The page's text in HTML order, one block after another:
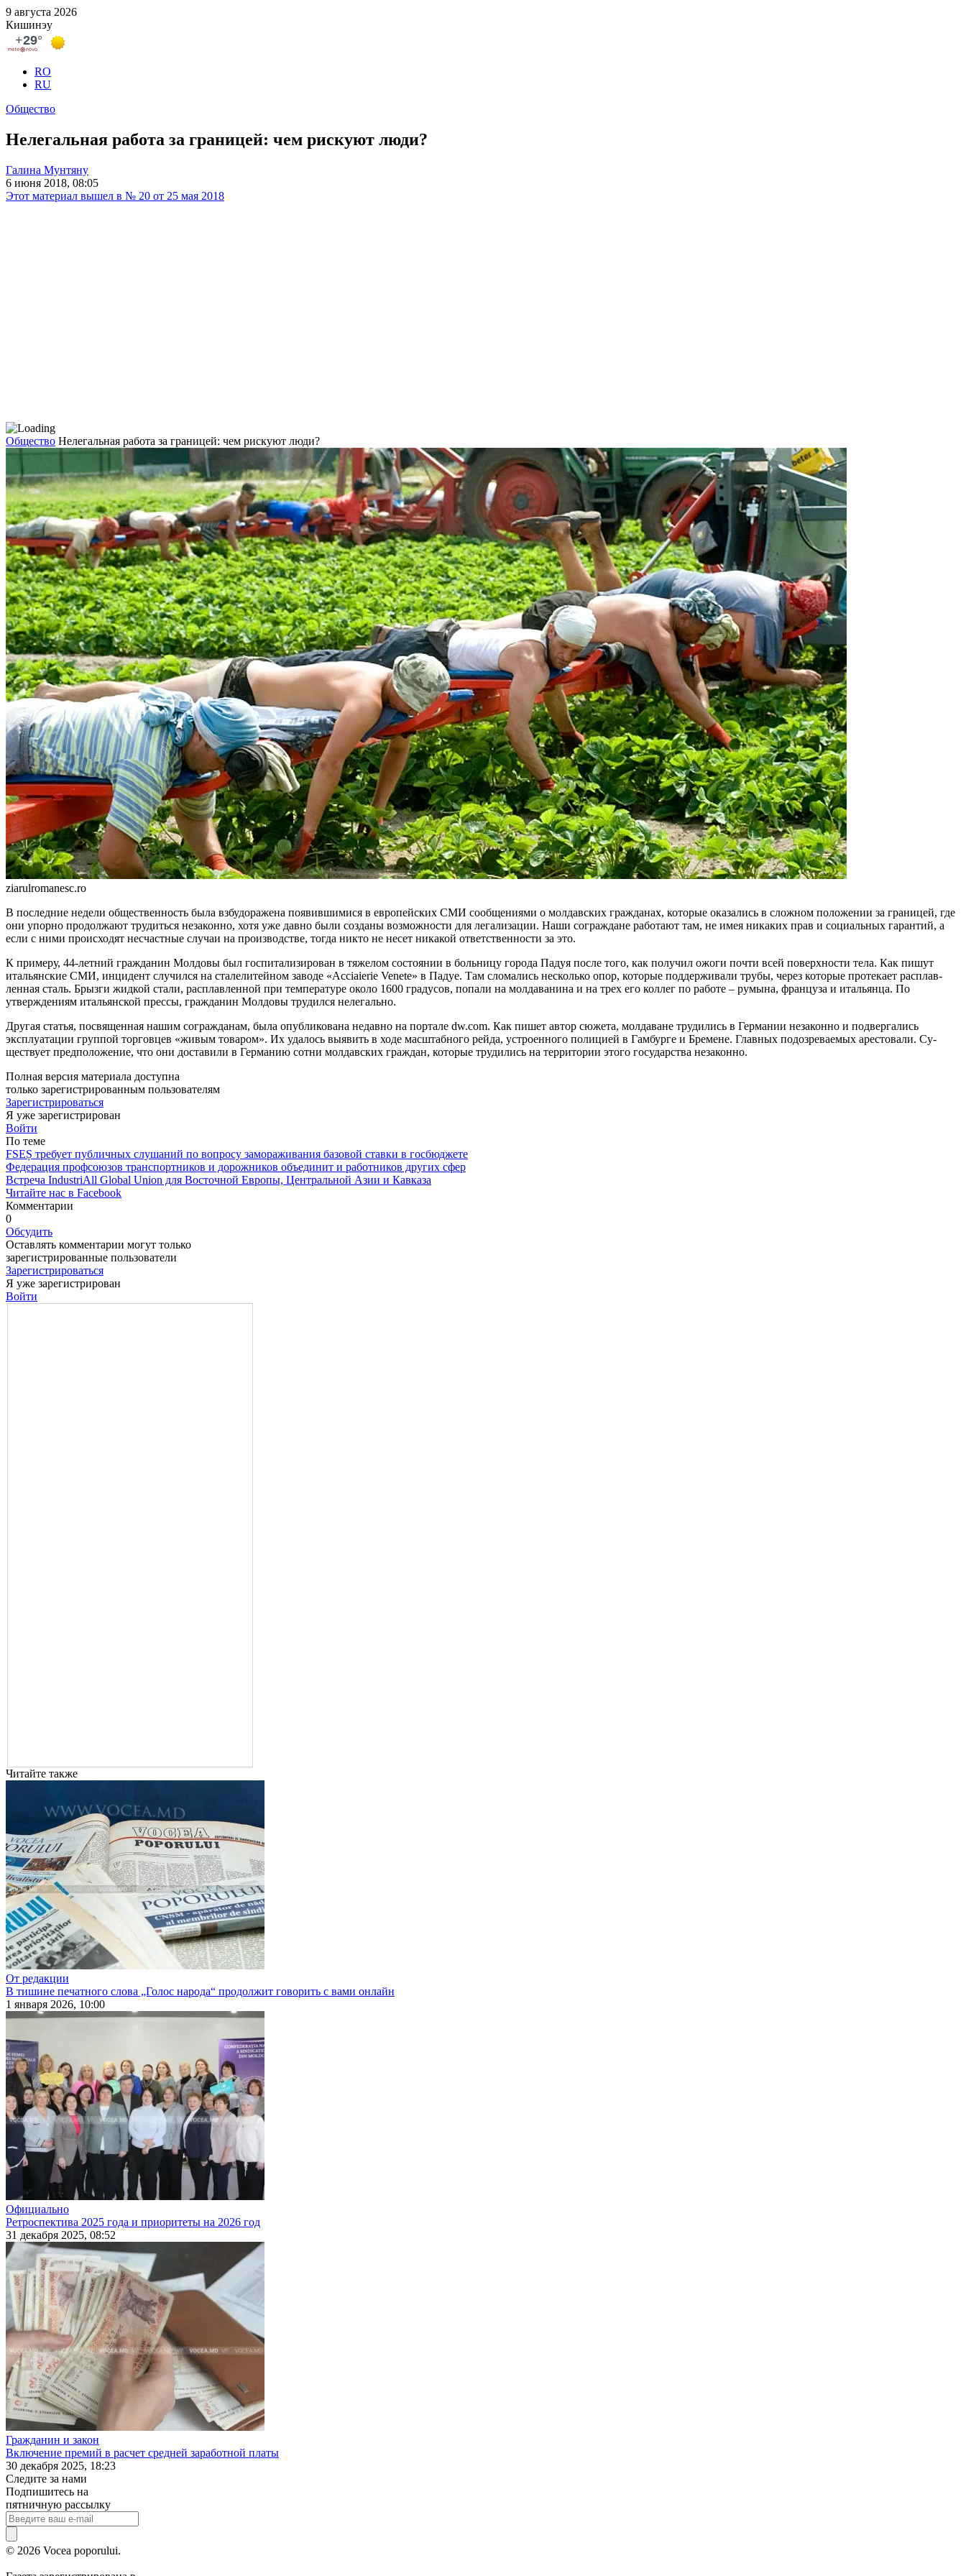
9 августа 2026
Кишинэу
RO
RU
Общество
Нелегальная работа за границей: чем рискуют люди?
Галина Мунтяну
6 июня 2018, 08:05
Этот материал вышел в № 20 от 25 мая 2018
Общество Нелегальная работа за границей: чем рискуют люди?
ziarulromanesc.ro
В последние недели обществен­ность была взбудоражена появив­шимися в европейских СМИ сооб­щениями о молдавских гражданах, которые оказались в сложном по­ложении за границей, где
они упор­но продолжают трудиться неза­конно, хотя уже давно были созда­ны возможности для легализации. Наши сограждане работают там, не имея никаких прав и социаль­ных гарантий, а
если с ними проис­ходят несчастные случаи на произ­водстве, тогда никто не несет ника­кой ответственности за это.
К примеру, 44-летний гражданин Молдо­вы был госпитализирован в тяжелом состо­янии в больницу города Падуя после того, как получил ожоги почти всей поверхнос­ти тела. Как пишут
итальянские СМИ, ин­цидент случился на сталелитейном заводе «Acciaierie Venete» в Падуе. Там сломались несколько опор, которые поддерживали трубы, через которые протекает расплав­
ленная сталь. Брызги жидкой стали, рас­плавленной при температуре около 1600 градусов, попали на молдаванина и на трех его коллег по работе – румына, француза и итальянца. По
утверждениям итальянской прессы, гражданин Молдовы трудился не­легально.
Другая статья, посвященная нашим со­гражданам, была опубликована недавно на портале dw.com. Как пишет автор сюже­та, молдаване трудились в Германии неза­конно и подвергались
эксплуатации груп­пой торговцев «живым товаром». Их уда­лось выявить в ходе масштабного рейда, ус­троенного полицией в Гамбурге и Бреме­не. Главных подозреваемых арестовали. Су­
ществует предположение, что они достави­ли в Германию сотни молдавских граждан, которые трудились на территории этого го­сударства незаконно.
Полная версия материала доступна
только зарегистрированным пользователям
Зарегистрироваться
Я уже зарегистрирован
Войти
По теме
FSEȘ требует публичных слушаний по вопросу замораживания базовой ставки в госбюджете
Федерация профсоюзов транспортников и дорожников объединит и работников других сфер
Встреча IndustriAll Global Union для Восточной Европы, Центральной Азии и Кавказа
Читайте нас в Facebook
Комментарии
0
Обсудить
Оставлять комментарии могут только
зарегистрированные пользователи
Зарегистрироваться
Я уже зарегистрирован
Войти
Читайте также
От редакции
В тишине печатного слова „Голос народа“ продолжит говорить с вами онлайн
1 января 2026, 10:00
Официально
Ретроспектива 2025 года и приоритеты на 2026 год
31 декабря 2025, 08:52
Гражданин и закон
Включение премий в расчет средней заработной платы
30 декабря 2025, 18:23
Следите за нами
Подпишитесь на
пятничную рассылку
© 2026 Vocea poporului.